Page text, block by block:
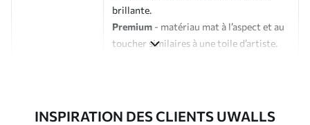
brillante.
Premium - matériau mat à l’aspect et au
toucher similaires à une toile d’artiste.
INSPIRATION DES CLIENTS UWALLS